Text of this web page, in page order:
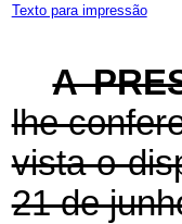
Texto para impressão
A
lhe
vista o
21 de